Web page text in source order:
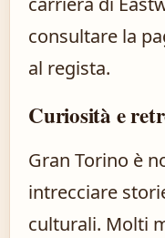
consultare la
al regista.
Curiosità e
Gran Torino è
intrecciare
culturali. Molti